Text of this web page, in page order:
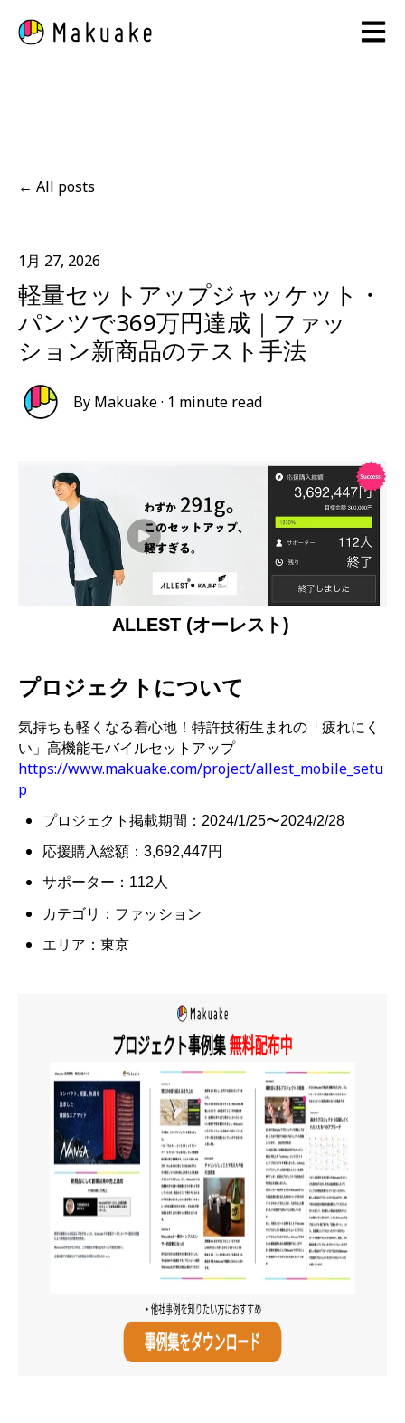
Open
All posts
1月 27, 2026
軽量セットアップジャッケット・
パンツで369万円達成｜ファッ
ション新商品のテスト手法
By Makuake· 1 minute read
ALLEST (オーレスト)
プロジェクトについて
気持ちも軽くなる着心地！特許技術生まれの「疲れにく
い」高機能モバイルセットアップ
https://www.makuake.com/project/allest_mobile_setu
p
プロジェクト掲載期間：2024/1/25〜2024/2/28
応援購入総額：3,692,447円
サポーター：112人
カテゴリ：ファッション
エリア：東京